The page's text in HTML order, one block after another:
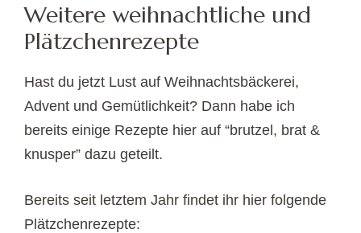
Weitere weihnachtliche und
Plätzchenrezepte
Hast du jetzt Lust auf Weihnachtsbäckerei,
Advent und Gemütlichkeit? Dann habe ich
bereits einige Rezepte hier auf “brutzel, brat &
knusper” dazu geteilt.
Bereits seit letztem Jahr findet ihr hier folgende
Plätzchenrezepte: